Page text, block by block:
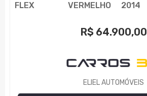
FLEX VERMELHO 2014
R$ 64.900,00
ELIEL AUTOMÓVEIS